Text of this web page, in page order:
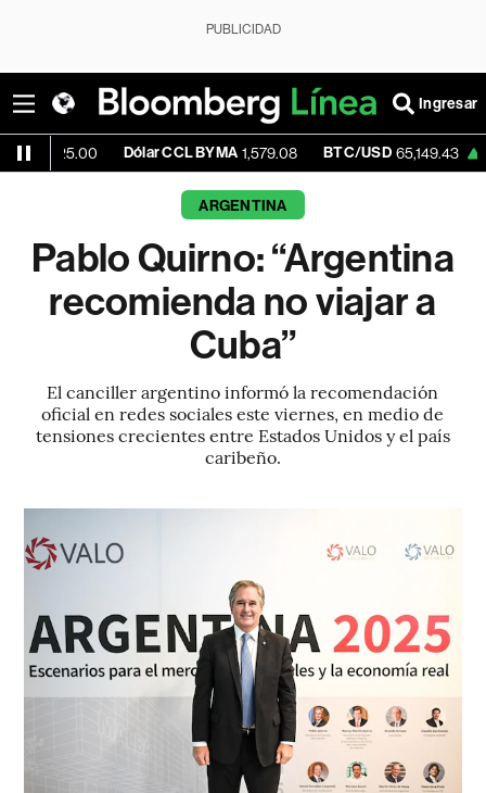
PUBLICIDAD
Ingresar
Dólar CCL BYMA 1,579.08 BTC/USD 65,149.43 +1.18%
ARGENTINA
Pablo Quirno: “Argentina
recomienda no viajar a
Cuba”
El canciller argentino informó la recomendación
oficial en redes sociales este viernes, en medio de
tensiones crecientes entre Estados Unidos y el país
caribeño.